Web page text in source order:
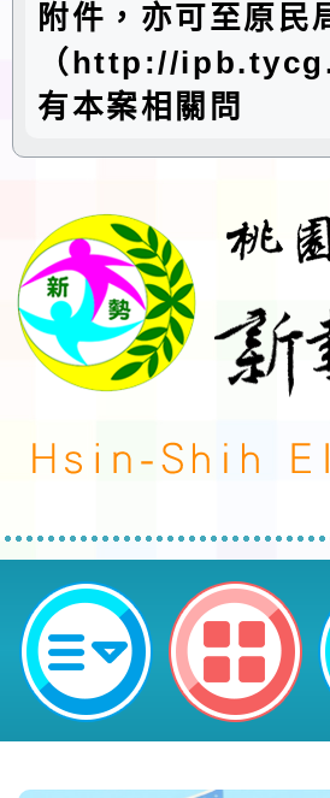
附件，亦可至原民
（http://
有本案相關問
轉知辦理「113年度
助計畫」第2次甄選
學